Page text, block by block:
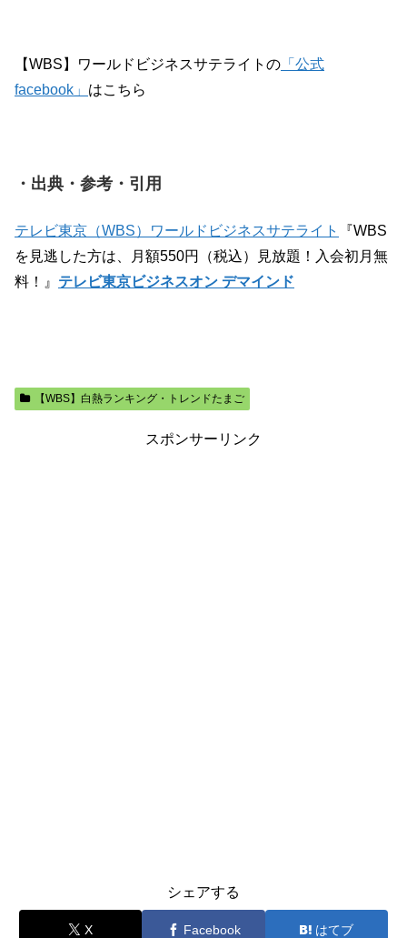
【WBS】ワールドビジネスサテライトの 「公式
facebook」 はこちら
・出典・参考・引用
テレビ東京（WBS）ワールドビジネスサテライト
『WBS
を見逃した方は、月額550円（税込）見放題！入会初月無
料！』 テレビ東京ビジネスオン デマインド
【WBS】白熱ランキング・トレンドたまご
スポンサーリンク
シェアする
X Facebook はてブ